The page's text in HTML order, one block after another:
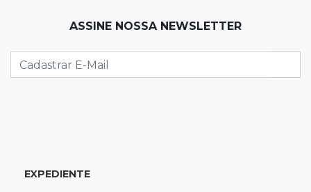
Luto na arquitetura
arquiteto dos projetos fora do comum
14:47"Acrodermo"
ASSINE NOSSA NEWSLETTER
EXPEDIENTE